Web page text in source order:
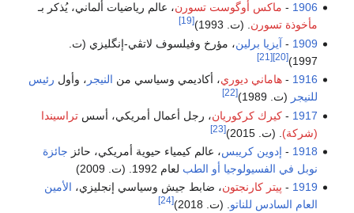
1906
- ماكس أوگوست تسورن، عالم رياضيات ألماني، يُذكر بـ
مأخوذة تسورن. (ت. 1993) [19]
1909
- آيزيا برلين، مؤرخ وفيلسوف لاتڤي-إنگليزي (ت.
1997)
[20]
[21]
1916
-هاماني ديوري، أكاديمي وسياسي من النيجر ، وأول رئيس
للنيجر (ت. 1989) [22]
1917
-كيرك كركوريان، رجل أعمال أمريكي، أسستراسيندا
(شركة) . (ت. 2015) [23]
1918
- إدوين كريبس، عالم كيمياء حيوية أمريكي، حائز جائزة
نوبل في الفسيولوجيا أو الطب لعام 1992. (ت. 2009)
1919
- پيتر كارنجتون، ضابط جيش وسياسي إنجليزي، الأمين
العام السادس للناتو. (ت. 2018) [24]